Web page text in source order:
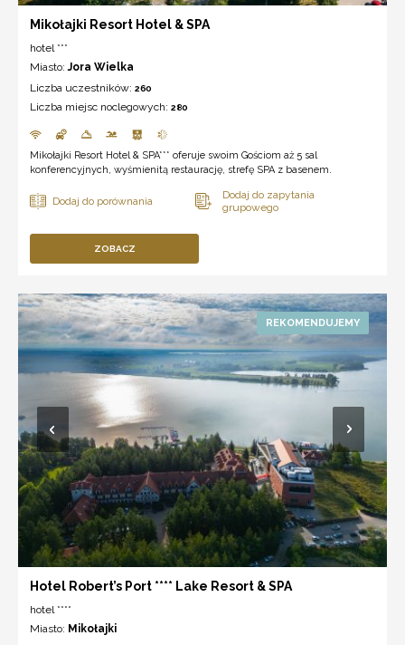
Mikołajki Resort Hotel & SPA
hotel ***
Miasto:Jora Wielka
Liczba uczestników: 260
Liczba miejsc noclegowych: 280
Mikołajki Resort Hotel & SPA*** oferuje swoim Gościom aż 5 sal
konferencyjnych, wyśmienitą restaurację, strefę SPA z basenem.
ZOBACZ
Hotel Robert’s Port **** Lake Resort & SPA
hotel ****
Miasto: Mikołajki